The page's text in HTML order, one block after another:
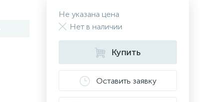
Не указана цена
Нет в наличии
Купить
Оставить заявку